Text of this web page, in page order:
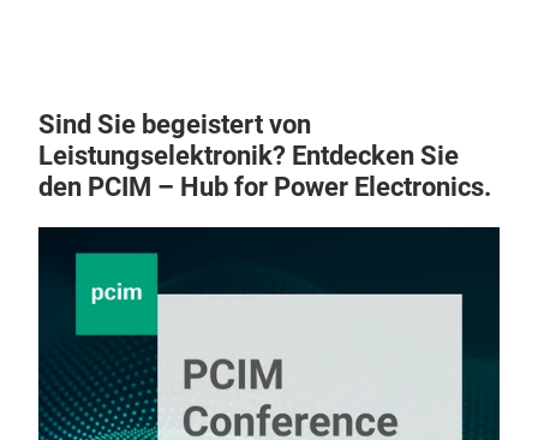
Sind Sie begeistert von
Leistungselektronik? Entdecken Sie
den PCIM – Hub for Power Electronics.